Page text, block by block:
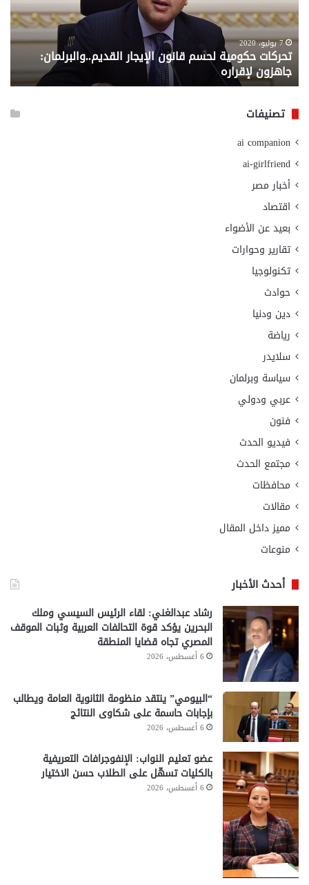
القديم..والبرلمان:
جاهزون
لإقراره
7 يوليو، 2020
تحركات حكومية لحسم قانون الإيجار القديم..والبرلمان:
جاهزون لإقراره
من
تصنيفات
ai companion
ai-girlfriend
أخبار مصر
اقتصاد
بعيد عن الأضواء
تقارير وحوارات
تكنولوجيا
حوادث
دين ودنيا
رياضة
سلايدر
سياسة وبرلمان
عربي ودولي
فنون
فيديو الحدث
مجتمع الحدث
محافظات
مقالات
مميز داخل المقال
منوعات
أحدث الأخبار
رشاد عبدالغني: لقاء الرئيس السيسي وملك
البحرين يؤكد قوة التحالفات العربية وثبات الموقف
المصري تجاه قضايا المنطقة
6 أغسطس، 2026
“البيومي” ينتقد منظومة الثانوية العامة ويطالب
بإجابات حاسمة على شكاوى النتائج
6 أغسطس، 2026
عضو تعليم النواب: الإنفوجرافات التعريفية
بالكليات تسهّل على الطلاب حسن الاختيار
6 أغسطس، 2026